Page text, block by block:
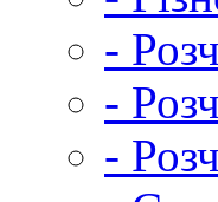
-
-
-